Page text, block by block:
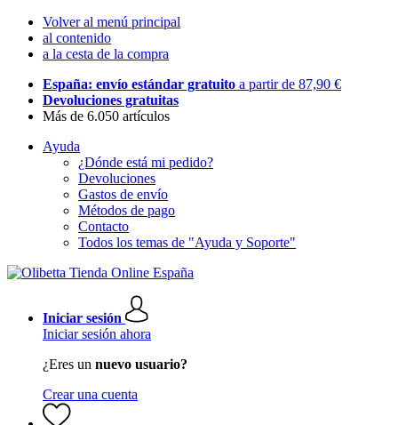
Volver al menú principal
al contenido
a la cesta de la compra
España: envío estándar gratuito a partir de 87,90 €
Devoluciones gratuitas
Más de 6.050 artículos
Ayuda
¿Dónde está mi pedido?
Devoluciones
Gastos de envío
Métodos de pago
Contacto
Todos los temas de "Ayuda y Soporte"
Iniciar sesión
Iniciar sesión ahora
¿Eres un nuevo usuario?
Crear una cuenta